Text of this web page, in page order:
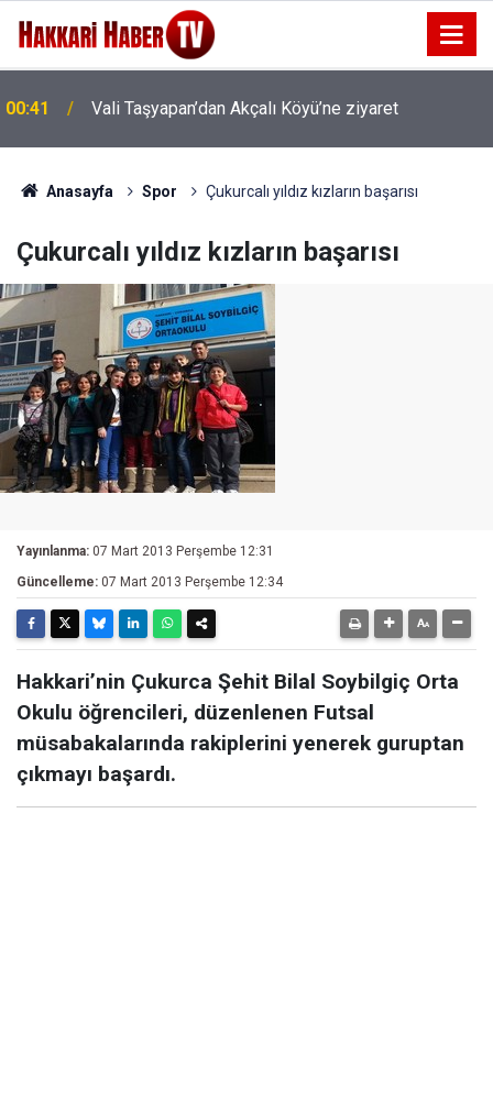
00:41 Vali Taşyapan’dan Akçalı Köyü’ne ziyaret
Anasayfa Spor Çukurcalı yıldız kızların başarısı
Çukurcalı yıldız kızların başarısı
Yayınlanma: 07 Mart 2013 Perşembe 12:31
Güncelleme: 07 Mart 2013 Perşembe 12:34
Hakkari’nin Çukurca Şehit Bilal Soybilgiç Orta
Okulu öğrencileri, düzenlenen Futsal
müsabakalarında rakiplerini yenerek guruptan
çıkmayı başardı.